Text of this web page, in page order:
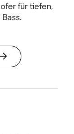
für tiefen,